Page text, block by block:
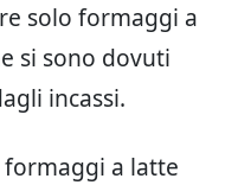
solo formaggi a
si sono dovuti
incassi.
a latte